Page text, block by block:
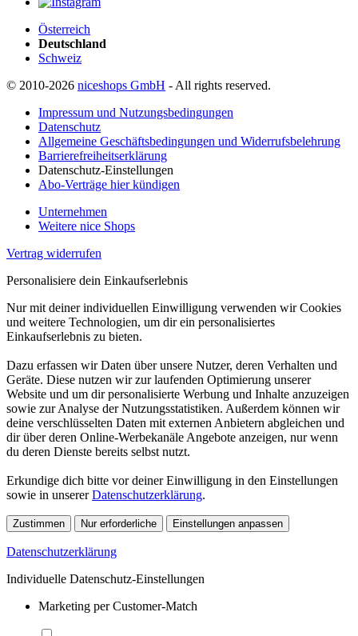
Österreich
Deutschland
Schweiz
© 2010-2026 niceshops GmbH - All rights reserved.
Impressum und Nutzungsbedingungen
Datenschutz
Allgemeine Geschäftsbedingungen und Widerrufsbelehrung
Barrierefreiheitserklärung
Datenschutz-Einstellungen
Abo-Verträge hier kündigen
Unternehmen
Weitere nice Shops
Vertrag widerrufen
Personalisiere dein Einkaufserlebnis
Nur mit deiner individuellen Einwilligung verwenden wir Cookies
und weitere Technologien, um dir ein personalisiertes
Einkaufserlebnis zu bieten.
Dazu erfassen wir Daten über unsere Nutzer, deren Verhalten und
Geräte. Diese nutzen wir zur laufenden Optimierung unserer
Website und um dir personalisierte Werbung und Inhalte anzuzeigen
sowie zur Analyse der Nutzungsstatistiken. Außerdem können wir
deine verschlüsselten Daten mit externen Anbietern abgleichen und
dir über deren Online-Werbekanäle Angebote anzeigen, nur wenn
du deren Dienste bereits selbst nutzt.
Erkundige dich bitte vor deiner Einwilligung in den Einstellungen
sowie in unsererDatenschutzerklärung.
Zustimmen Nur erforderliche Einstellungen anpassen
Datenschutzerklärung
Individuelle Datenschutz-Einstellungen
Marketing per Customer-Match